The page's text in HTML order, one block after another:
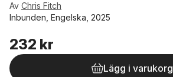
Av Chris Fitch
Inbunden, Engelska, 2025
232 kr
Lägg i varukorg